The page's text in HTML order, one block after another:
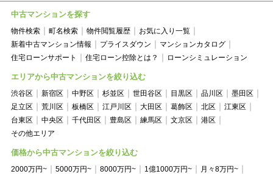
中古マンションを探す
物件検索 町名検索 物件閲覧履歴
お気に入り一覧
新着中古マンション情報
プライスダウン
マンションカタログ
住宅ローンサポート
住宅ローン控除とは？ ローンシミュレーション
エリアから中古マンションを絞り込む
渋谷区 新宿区 中野区 杉並区 世田谷区 目黒区 品川区
墨田区
足立区
荒川区 板橋区 江戸川区 大田区 葛飾区 北区
江東区
台東区
中央区 千代田区 豊島区 練馬区 文京区
港区
その他エリア
価格から中古マンションを絞り込む
2000万円~ 5000万円~ 8000万円~ 1億1000万円~
月々8万円~